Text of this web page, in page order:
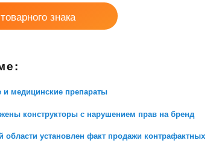
знака
медицинские препараты
конструкторы с нарушением прав на бренд
области установлен факт продажи